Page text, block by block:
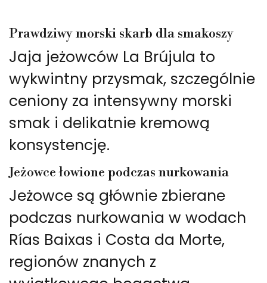
Prawdziwy morski skarb dla smakoszy
Jaja jeżowców La Brújula to
wykwintny przysmak, szczególnie
ceniony za intensywny morski
smak i delikatnie kremową
konsystencję.
Jeżowce łowione podczas nurkowania
Jeżowce są głównie zbierane
podczas nurkowania w wodach
Rías Baixas i Costa da Morte,
regionów znanych z